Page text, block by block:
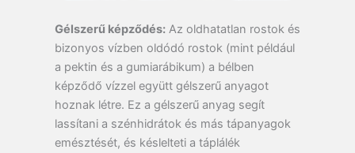
Gélszerű képződés:Az oldhatatlan rostok és
bizonyos vízben oldódó rostok (mint például
a pektin és a gumiarábikum) a bélben
képződő vízzel együtt gélszerű anyagot
hoznak létre. Ez a gélszerű anyag segít
lassítani a szénhidrátok és más tápanyagok
emésztését, és késlelteti a táplálék